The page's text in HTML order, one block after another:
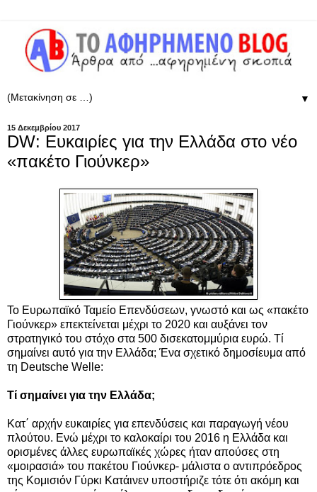
▼
15 Δεκεμβρίου 2017
DW: Ευκαιρίες για την Ελλάδα στο νέο
«πακέτο Γιούνκερ»
Το Ευρωπαϊκό Ταμείο Επενδύσεων, γνωστό και ως «πακέτο
Γιούνκερ» επεκτείνεται μέχρι το 2020 και αυξάνει τον
στρατηγικό του στόχο στα 500 δισεκατομμύρια ευρώ. Τί
σημαίνει αυτό για την Ελλάδα; Ένα σχετικό δημοσίευμα από
τη Deutsche Welle:
Τί σημαίνει για την Ελλάδα;
Κατ΄ αρχήν ευκαιρίες για επενδύσεις και παραγωγή νέου
πλούτου. Ενώ μέχρι το καλοκαίρι του 2016 η Ελλάδα και
ορισμένες άλλες ευρωπαϊκές χώρες ήταν απούσες στη
«μοιρασιά» του πακέτου Γιούνκερ- μάλιστα ο αντιπρόεδρος
της Κομισιόν Γύρκι Κατάινεν υποστήριζε τότε ότι ακόμη και